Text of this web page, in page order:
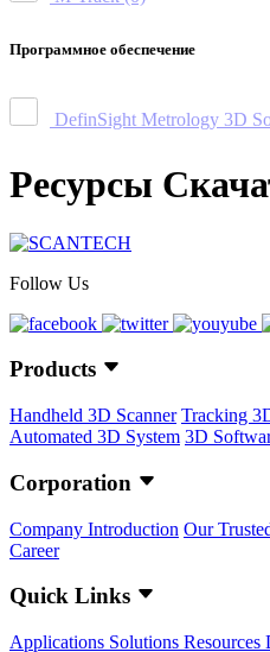
Программное обеспечение
DefinSight Metrology 3D
Ресурсы
Follow Us
Products
Handheld 3D Scanner Tracking
Automated 3D System 3D
Corporation
Company Introduction Our
Career
Quick Links
Applications Solutions Resources